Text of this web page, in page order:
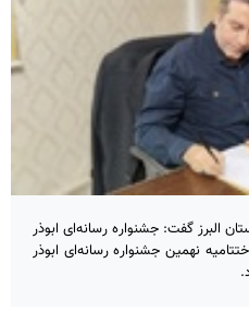
البرز گفت: جشنواره رسانه‌ای ابوذر
نهمین جشنواره رسانه‌ای ابوذر